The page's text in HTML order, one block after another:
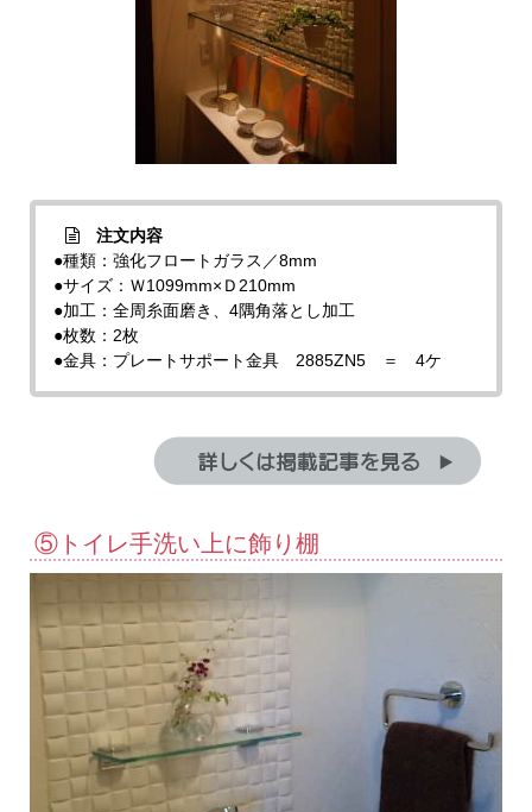
注文内容
●種類：強化フロートガラス／8mm
●サイズ：Ｗ1099mm×Ｄ210mm
●加工：全周糸面磨き、4隅角落とし加工
●枚数：2枚
●金具：プレートサポート金具 2885ZN5 ＝ 4ケ
⑤トイレ手洗い上に飾り棚